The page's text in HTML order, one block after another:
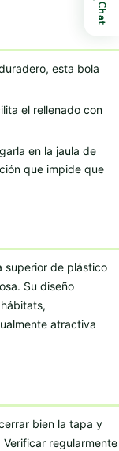
esta bola
el rellenado con
en la jaula de
que impide que
superior de plástico
Su diseño
atractiva
bien la tapa y
regularmente
Chat